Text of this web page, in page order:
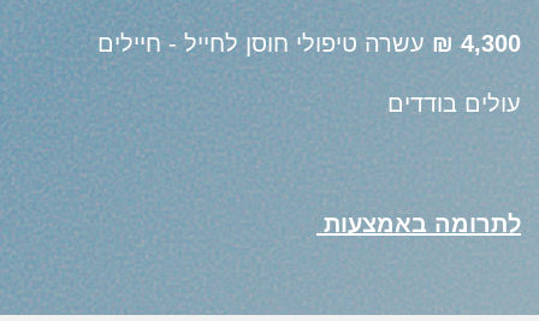
4,300 ₪ עשרה טיפולי חוסן לחייל - חיילים
עולים בודדים
לתרומה באמצעות